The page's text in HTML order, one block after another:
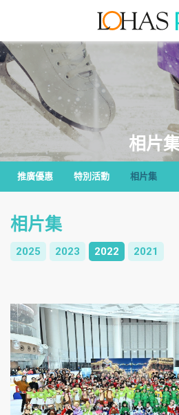
相片
推廣優惠 特別活動 相片集
相片集
2025 2023 2022 2021